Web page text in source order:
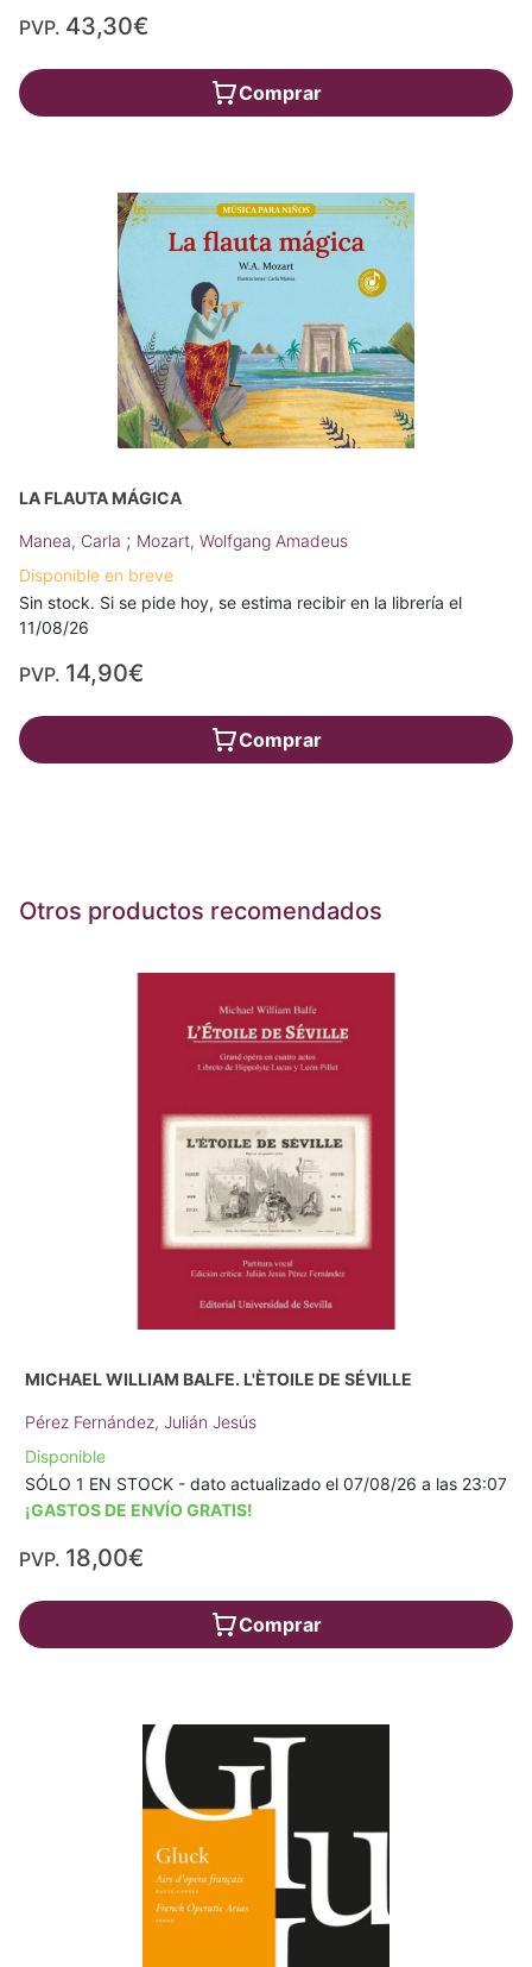
PVP. 43,30€
Comprar
LA FLAUTA MÁGICA
Manea, Carla ; Mozart, Wolfgang Amadeus
Disponible en breve
Sin stock. Si se pide hoy, se estima recibir en la librería el
11/08/26
PVP. 14,90€
Comprar
Otros productos recomendados
MICHAEL WILLIAM BALFE. L'ÈTOILE DE SÉVILLE
Pérez Fernández, Julián Jesús
Disponible
SÓLO 1 EN STOCK - dato actualizado el 07/08/26 a las 23:07
¡GASTOS DE ENVÍO GRATIS!
PVP. 18,00€
Comprar